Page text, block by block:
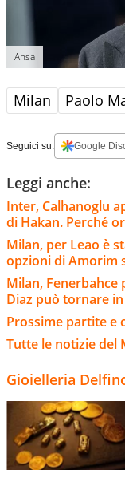
Ansa
Milan Paolo
Seguici su: Google
Leggi anche:
Inter, Calhanoglu
di Hakan. Perché
Milan, per Leao è
opzioni di Amorim
Milan,
Diaz può tornare
Prossime partite e
Tutte le notizie del
Gioielleria